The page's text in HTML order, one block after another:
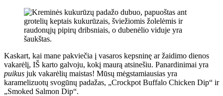
Kaskart, kai mane pakviečia į vasaros kepsninę ar žaidimo dienos
vakarėlį, IŠ karto galvoju, kokį maurą atsinešiu. Panardinimai yra
puikus juk vakarėlių maistas! Mūsų mėgstamiausias yra
karamelizuotų svogūnų padažas, „Crockpot Buffalo Chicken Dip“ ir
„Smoked Salmon Dip“.